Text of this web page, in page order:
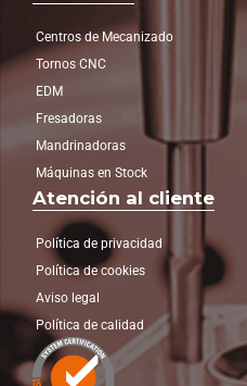
Centros de Mecanizado
Tornos CNC
EDM
Fresadoras
Mandrinadoras
Máquinas en Stock
Atención al cliente
Política de privacidad
Política de cookies
Aviso legal
Política de calidad